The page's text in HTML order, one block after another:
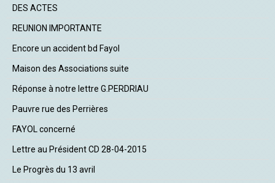
DES ACTES
REUNION IMPORTANTE
Encore un accident bd Fayol
Maison des Associations suite
Réponse à notre lettre G.PERDRIAU
Pauvre rue des Perrières
FAYOL concerné
Lettre au Président CD 28-04-2015
Le Progrès du 13 avril